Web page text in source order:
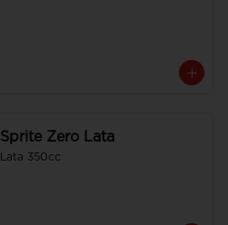
Sprite Zero Lata
Lata 350cc